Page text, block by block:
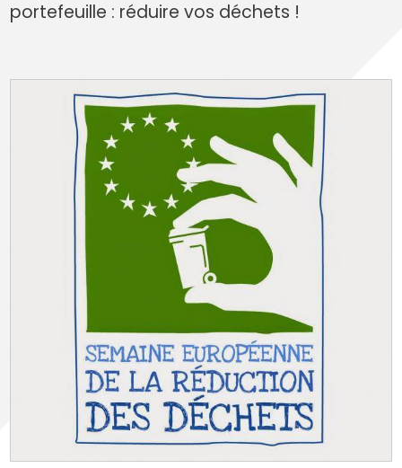
portefeuille : réduire vos déchets !